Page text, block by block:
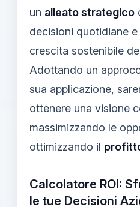
un alleato strategico
decisioni quotidiane
crescita sostenibile
Adottando un
sua applicazione,
ottenere una visione
massimizzando le
ottimizzando il
Calcolatore ROI:
le tue Decisioni